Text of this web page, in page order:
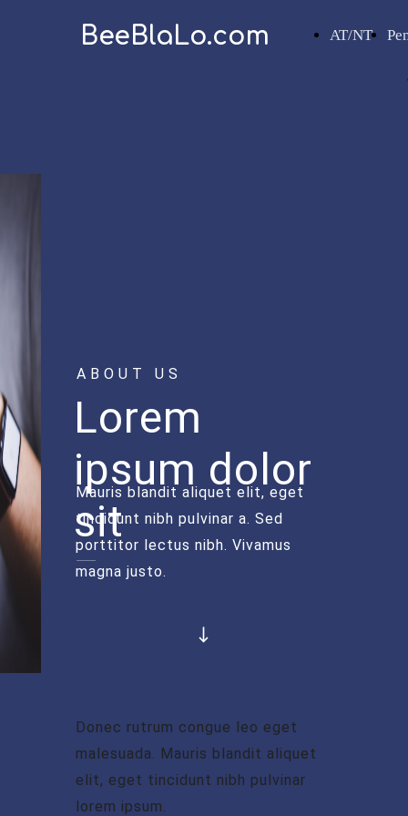
AT/NT
BeeBlaLo.com
ABOUT US
Lorem
ipsum dolor
sit
Mauris blandit aliquet elit, eget
tincidunt nibh pulvinar a. Sed
porttitor lectus nibh. Vivamus
magna justo.
Donec rutrum congue leo eget
malesuada. Mauris blandit aliquet
elit, eget tincidunt nibh pulvinar
lorem ipsum.